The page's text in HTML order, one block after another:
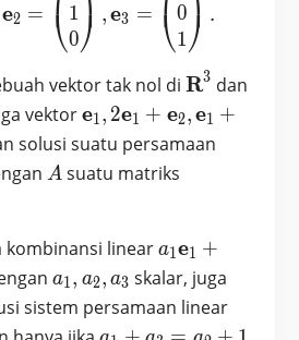
e2 = ⎝
⎜ 1
0⎠
⎟ ,e3 = ⎝
⎜ 0
1⎠
⎟ .
vektor tak nol di R3 dan
vektor\textbf{e}_1,
2
\textbf{e}_1
+
\textbf{e}_1
+
\textbf{e}_2
+
e1, 2e1 + e2,e1 +
solusi suatu persamaan
A
A suatu matriks
kombinansi lineara_1
\textbf{e}_1
+a_2
\textbf{e}_2
a1e1 +
a_1,
a_2,
a_3
a1, a2, a3 skalar, juga
sistem persamaan linearA
a_1